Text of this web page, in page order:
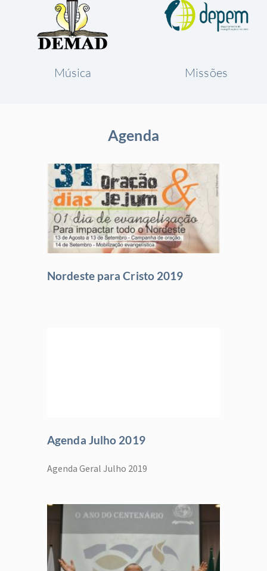
Música Missões
Agenda
Nordeste para Cristo 2019
Agenda Julho 2019
Agenda Geral Julho 2019